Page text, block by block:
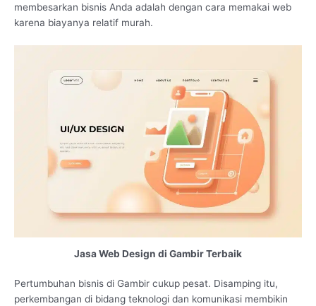
membesarkan bisnis Anda adalah dengan cara memakai web
karena biayanya relatif murah.
Jasa Web Design di Gambir Terbaik
Pertumbuhan bisnis di Gambir cukup pesat. Disamping itu,
perkembangan di bidang teknologi dan komunikasi membikin